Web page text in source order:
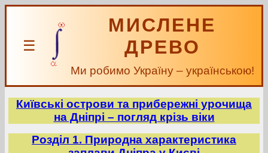
☰
МИСЛЕНЕ
ДРЕВО
Ми робимо Україну – українською!
Київські острови та прибережні урочища
на Дніпрі – погляд крізь віки
Розділ 1. Природна характеристика